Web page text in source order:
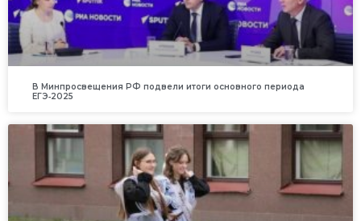
В Минпросвещения РФ подвели итоги основного периода
ЕГЭ‑2025